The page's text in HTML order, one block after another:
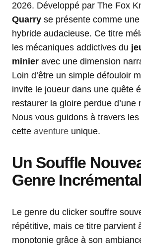
2026. Développé par The Fox
Quarry se présente comme
hybride audacieuse. Ce titre
les mécaniques addictives du
minier avec une dimension
Loin d’être un simple défouloir
invite le joueur dans une quête
restaurer la gloire perdue d’une
Nous vous guidons à travers
cette aventure unique.
Un Souffle
Genre Incrémental
Le genre du clicker souffre
répétitive, mais ce titre parvient
monotonie grâce à son